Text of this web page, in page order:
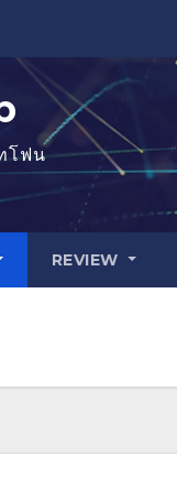
โฟน
REVIEW